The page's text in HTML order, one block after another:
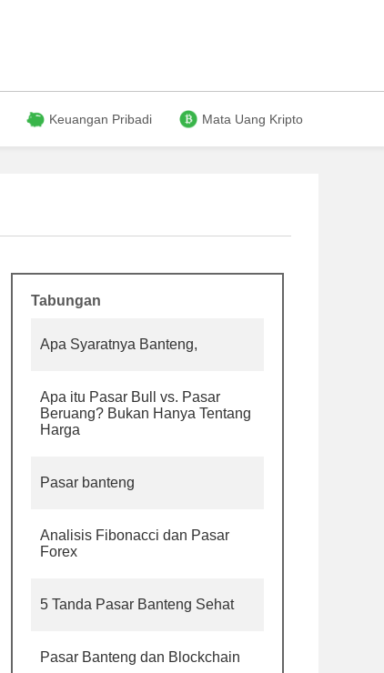
Keuangan Pribadi Mata Uang Kripto
Tabungan
Apa Syaratnya Banteng,
Apa itu Pasar Bull vs. Pasar
Beruang? Bukan Hanya Tentang
Harga
Pasar banteng
Analisis Fibonacci dan Pasar
Forex
5 Tanda Pasar Banteng Sehat
Pasar Banteng dan Blockchain